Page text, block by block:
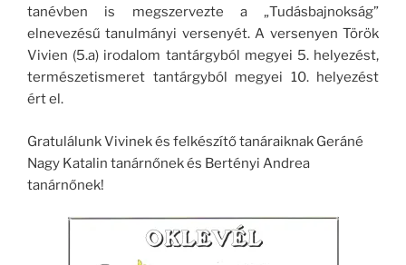
tanévben is megszervezte a „Tudásbajnokság”
elnevezésű tanulmányi versenyét. A versenyen Török
Vivien (5.a) irodalom tantárgyból megyei 5. helyezést,
természetismeret tantárgyból megyei 10. helyezést
ért el.
Gratulálunk Vivinek és felkészítő tanáraiknak Geráné
Nagy Katalin tanárnőnek és Bertényi Andrea
tanárnőnek!